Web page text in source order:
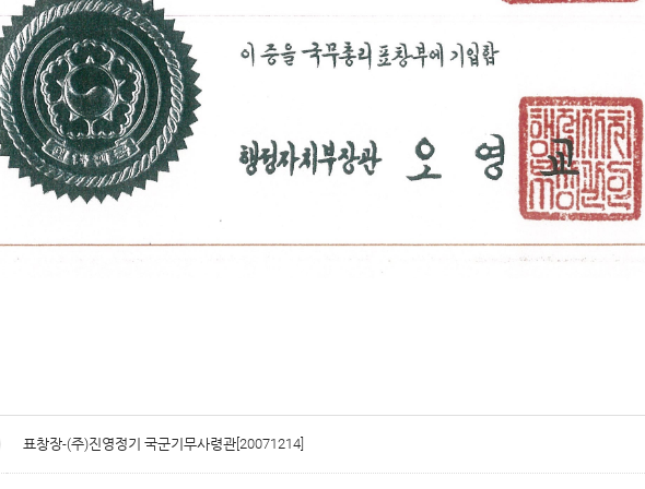
표창장-(주)진영정기 국군기무사령관[20071214]